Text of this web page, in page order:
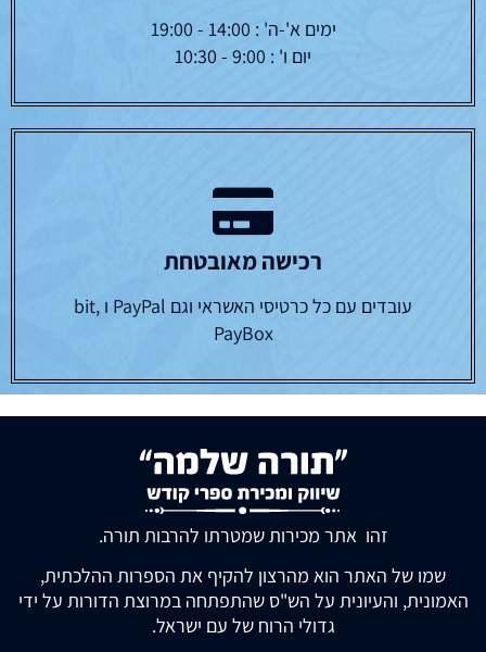
ימים א'-ה' : 14:00 - 19:00
יום ו' : 9:00 - 10:30
רכישה מאובטחת
עובדים עם כל כרטיסי האשראי וגם PayPal ו bit,
PayBox
זהו אתר מכירות שמטרתו להרבות תורה.
שמו של האתר הוא מהרצון להקיף את הספרות ההלכתית,
האמונית, והעיונית על הש"ס שהתפתחה במרוצת הדורות על ידי
גדולי הרוח של עם ישראל.